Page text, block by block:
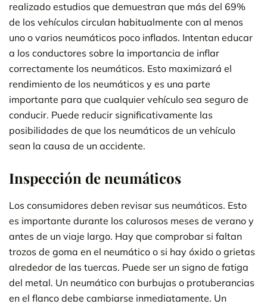
realizado estudios que demuestran que más del 69%
de los vehículos circulan habitualmente con al menos
uno o varios neumáticos poco inflados. Intentan educar
a los conductores sobre la importancia de inflar
correctamente los neumáticos. Esto maximizará el
rendimiento de los neumáticos y es una parte
importante para que cualquier vehículo sea seguro de
conducir. Puede reducir significativamente las
posibilidades de que los neumáticos de un vehículo
sean la causa de un accidente.
Inspección de neumáticos
Los consumidores deben revisar sus neumáticos. Esto
es importante durante los calurosos meses de verano y
antes de un viaje largo. Hay que comprobar si faltan
trozos de goma en el neumático o si hay óxido o grietas
alrededor de las tuercas. Puede ser un signo de fatiga
del metal. Un neumático con burbujas o protuberancias
en el flanco debe cambiarse inmediatamente. Un